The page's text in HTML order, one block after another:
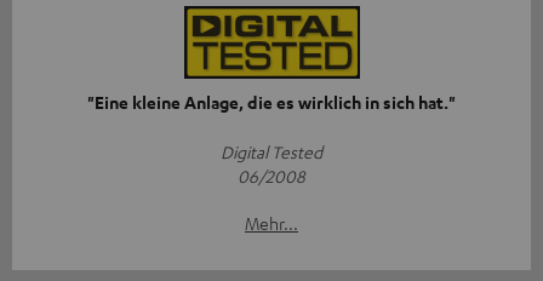
"Eine kleine Anlage, die es wirklich in sich hat."
Digital Tested
06/2008
Mehr...